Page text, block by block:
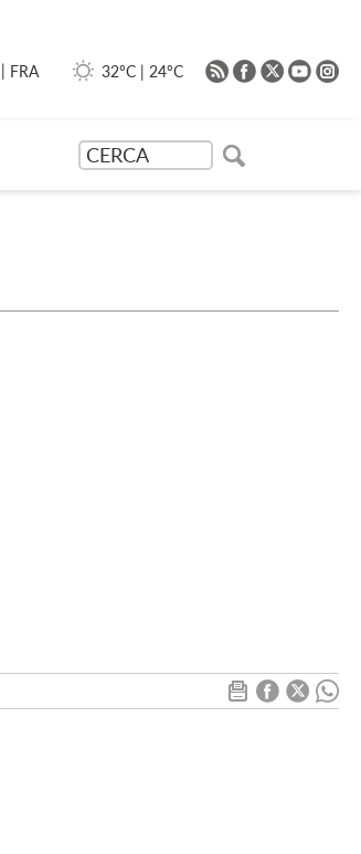
| FRA 32ºC | 24ºC